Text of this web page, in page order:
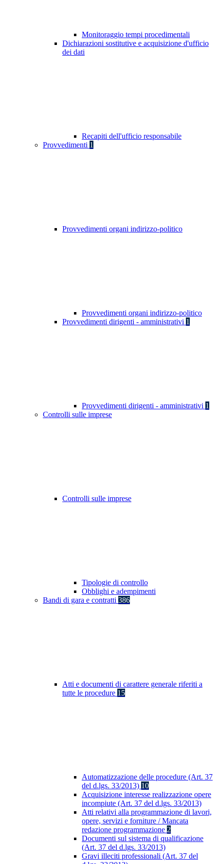
Monitoraggio tempi procedimentali
Dichiarazioni sostitutive e acquisizione d'ufficio
dei dati
Recapiti dell'ufficio responsabile
Provvedimenti 1
Provvedimenti organi indirizzo-politico
Provvedimenti organi indirizzo-politico
Provvedimenti dirigenti - amministrativi 1
Provvedimenti dirigenti - amministrativi 1
Controlli sulle imprese
Controlli sulle imprese
Tipologie di controllo
Obblighi e adempimenti
Bandi di gara e contratti 386
Atti e documenti di carattere generale riferiti a
tutte le procedure 15
Automatizzazione delle procedure (Art. 37
del d.lgs. 33/2013) 10
Acquisizione interesse realizzazione opere
incompiute (Art. 37 del d.lgs. 33/2013)
Atti relativi alla programmazione di lavori,
opere, servizi e forniture / Mancata
redazione programmazione 2
Documenti sul sistema di qualificazione
(Art. 37 del d.lgs. 33/2013)
Gravi illeciti professionali (Art. 37 del